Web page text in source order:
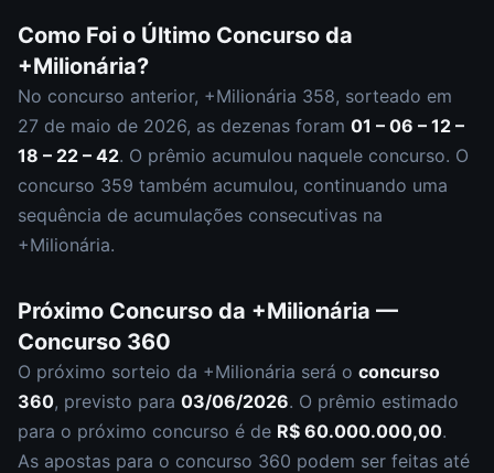
Como Foi o Último Concurso da
+Milionária?
No concurso anterior, +Milionária 358, sorteado em
27 de maio de 2026, as dezenas foram 01 – 06 – 12 –
18 – 22 – 42. O prêmio acumulou naquele concurso. O
concurso 359 também acumulou, continuando uma
sequência de acumulações consecutivas na
+Milionária.
Próximo Concurso da +Milionária —
Concurso 360
O próximo sorteio da +Milionária será o concurso
360, previsto para 03/06/2026. O prêmio estimado
para o próximo concurso é de R$ 60.000.000,00.
As apostas para o concurso 360 podem ser feitas até